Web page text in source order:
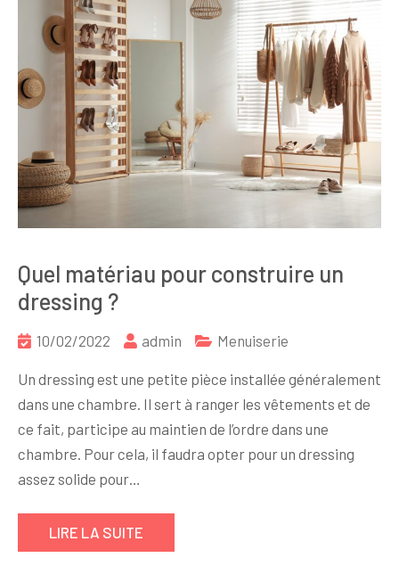
Quel matériau pour construire un
dressing ?
10/02/2022 admin Menuiserie
Un dressing est une petite pièce installée généralement
dans une chambre. Il sert à ranger les vêtements et de
ce fait, participe au maintien de l’ordre dans une
chambre. Pour cela, il faudra opter pour un dressing
assez solide pour…
LIRE LA SUITE